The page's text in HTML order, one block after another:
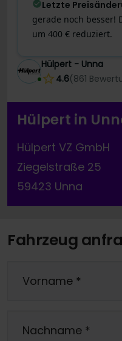
Letzte
gerade noch besser!
um 400 € reduziert.
Hülpert - Unna
4.6(861
Hülpert in
Hülpert VZ GmbH
Ziegelstraße 25
59423 Unna
Fahrzeug
Vorname *
Nachname *